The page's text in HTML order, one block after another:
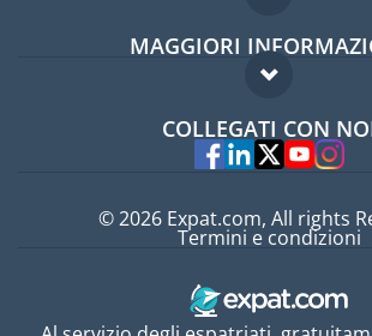
Guida per expat
MAGGIORI
Domande frequenti
Esperti
COLLEGATI CON
© 2026 Expat.com, All rights
Termini e condizioni